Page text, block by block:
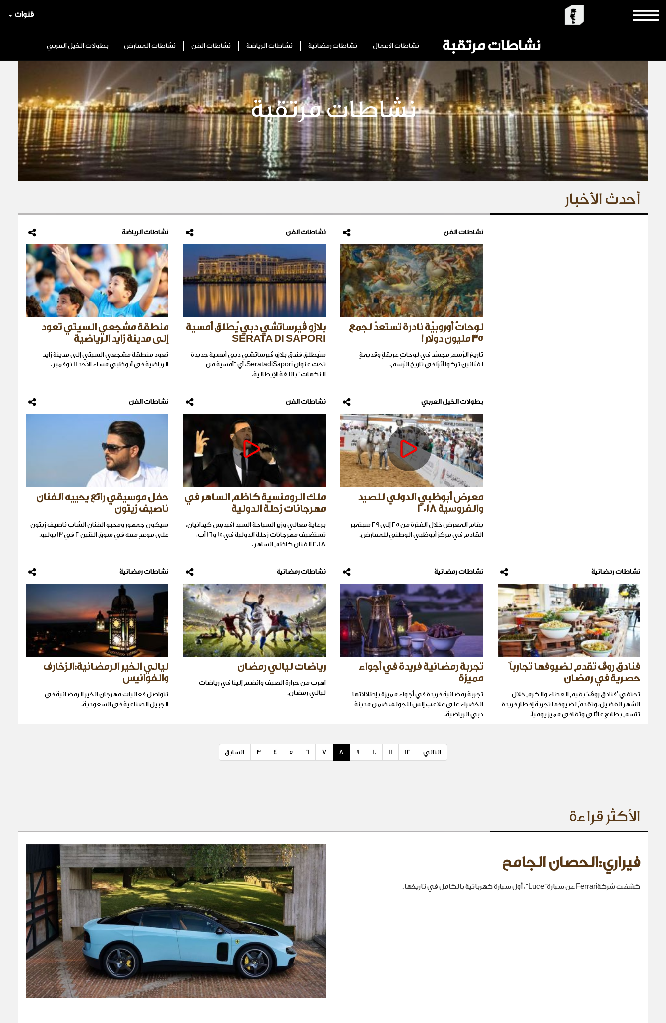
قنوات
نشاطات مرتقبة نشاطات الاعمال نشاطات رمضانية نشاطات الرياضة نشاطات الفن نشاطات المعارض بطولات الخيل العربي
نشاطات مرتقبة
أحدث الأخبار
نشاطات الفن
لوحاتٌ أوروبيّة نادرة تستعدّ لجمع
٣٥ مليون دولار!
تاريخ الرّسم مجسّد في لوحاتٍ عريقةٍ وقديمةٍ
لفنّانين تركوا أثرًا في تاريخ الرّسم.
نشاطات الفن
بلازو ڤيرساتشي دبي يُطلق أمسية
SERATA DI SAPORI
سيُطلق فندق بلازو ڤيرساتشي دبي أمسية جديدة
تحت عنوان SeratadiSapori، أي "أمسية من
النكهات" باللغة الإيطالية.
نشاطات الرياضة
منطقة مشجعي السيتي تعود
إلى مدينة زايد الرياضية
تعود منطقة مشجعي السيتي إلى مدينة زايد
الرياضية في أبوظبي مساء الأحد 11 نوفمبر .
بطولات الخيل العربي
معرض أبوظبي الدولي للصيد
والفروسية 2018
يقام المعرض خلال الفترة من 25 إلى 29 سبتمبر
القادم في مركز أبوظبي الوطني للمعارض.
نشاطات الفن
ملك الرومنسية كاظم الساهر في
مهرجانات زحلة الدولية
برعاية معالي وزير السياحة السيد أفيديس كيدانيان،
تستضيف مهرجانات زحلة الدولية في 15 و16 آب،
2018 الفنان كاظم الساهر .
نشاطات الفن
حفل موسيقي رائع يحييه الفنان
ناصيف زيتون
سيكون جمهور ومحبو الفنان الشاب ناصيف زيتون
على موعدٍ معه في سوق التنين 2 في 13 يوليو.
نشاطات رمضانية
فنادق روڤ تقدم لضيوفها تجارباً
حصرية في رمضان
تحتفي ’فنادق روڤ‘ بقيم العطاء والكرم خلال
الشهر الفضيل، وتقدمّ لضيوفها تجربة إفطارٍ فريدة
تتسم بطابعٍ عائلي وثقافي مميز يومياً.
نشاطات رمضانية
تجربة رمضانية فريدة في أجواء
مميزة
تجربة رمضانية فريدة في أجواء مميزة بإطلالاتها
الخضراء على ملاعب إلس للجولف ضمن مدينة
دبي الرياضية.
نشاطات رمضانية
رياضات ليالي رمضان
اهرب من حرارة الصيف وانضم إلينا في رياضات
ليالي رمضان.
نشاطات رمضانية
ليالي الخير الرمضانية:الزخارف
والفوانيس
تتواصل فعاليات مهرجان الخير الرمضانية في
الجبيل الصناعية في السعودية.
السابق 3 4 5 6 7 8 9 10 11 12 التالي
الأكثر قراءة
فيراري:الحصان الجامح
كشفت شركةFerrari عن سيارة“Luce”، أول سيارة كهربائية بالكامل في تاريخها.